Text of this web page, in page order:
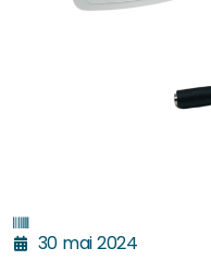
30 mai 2024